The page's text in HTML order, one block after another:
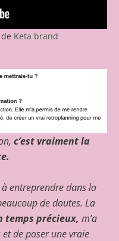
Keta brand
c’est vraiment la
entreprendre dans la
de doutes. La
temps précieux, m’a
de poser une vraie